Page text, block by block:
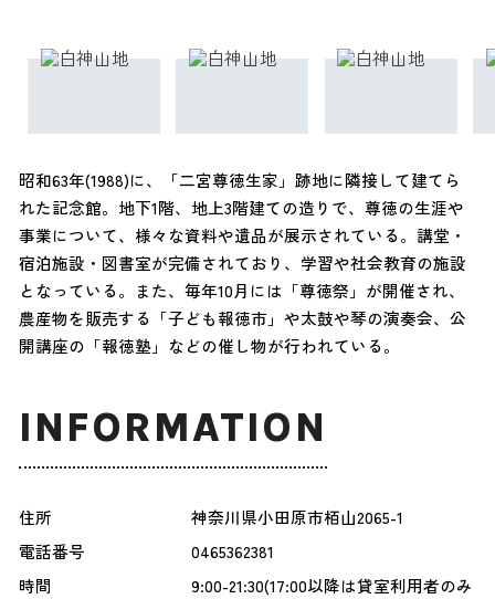
昭和63年(1988)に、「二宮尊徳生家」跡地に隣接して建てら
れた記念館。地下1階、地上3階建ての造りで、尊徳の生涯や
事業について、様々な資料や遺品が展示されている。講堂・
宿泊施設・図書室が完備されており、学習や社会教育の施設
となっている。また、毎年10月には「尊徳祭」が開催され、
農産物を販売する「子ども報徳市」や太鼓や琴の演奏会、公
開講座の「報徳塾」などの催し物が行われている。
INFORMATION
住所
神奈川県小田原市栢山2065-1
電話番号
0465362381
時間
9:00-21:30(17:00以降は貸室利用者のみ